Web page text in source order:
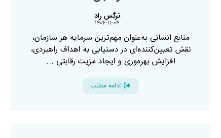
نرگس راد
۱۴۰۴-۱۱-۰۴
منابع انسانی به‌عنوان مهم‌ترین سرمایه هر سازمان،
نقش تعیین‌کننده‌ای در دستیابی به اهداف راهبردی،
افزایش بهره‌وری و ایجاد مزیت رقابتی ...
ادامه مطلب